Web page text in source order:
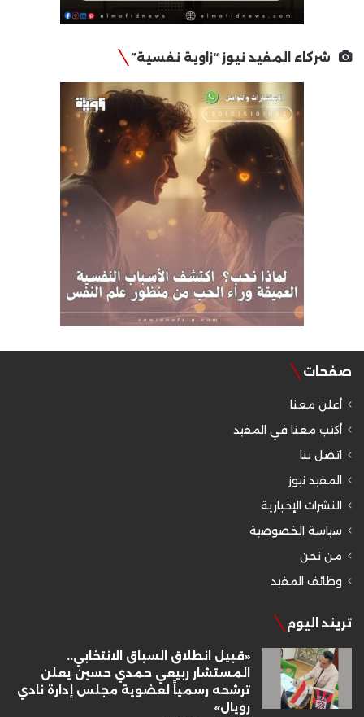
شركاء المفيد نيوز “زاوية نفسية”
صفحات
أعلن معنا
أكتب معنا في المفيد
اتصل بنا
المفيد نيوز
النشرات الإخبارية
سياسة الخصوصية
من نحن
وظائف المفيد
تريند اليوم
«قبيل انطلاق السباق الانتخابي..
المستشار ربيعي حمدي حسين يعلن
ترشحه رسمياً لعضوية مجلس إدارة نادي
رويال»